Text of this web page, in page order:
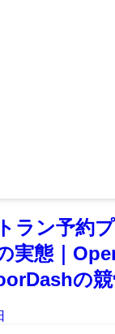
ラン予約
実態｜
の